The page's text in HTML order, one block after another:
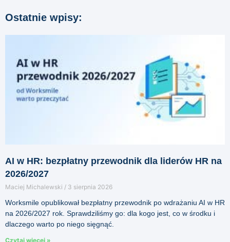
Ostatnie wpisy:
AI w HR: bezpłatny przewodnik dla liderów HR na
2026/2027
Maciej Michalewski 3 sierpnia 2026
Worksmile opublikował bezpłatny przewodnik po wdrażaniu AI w HR
na 2026/2027 rok. Sprawdziliśmy go: dla kogo jest, co w środku i
dlaczego warto po niego sięgnąć.
Czytaj więcej »